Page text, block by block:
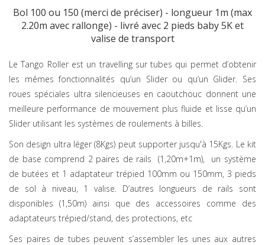
Bol 100 ou 150 (merci de préciser) - longueur 1m (max
2.20m avec rallonge) - livré avec 2 pieds baby 5K et
valise de transport
Le Tango Roller est un travelling sur tubes qui permet d’obtenir
les mêmes fonctionnalités qu’un Slider ou qu’un Glider. Ses
roues spéciales ultra silencieuses en caoutchouc donnent une
meilleure performance de mouvement plus fluide et lisse qu’un
Slider utilisant les systèmes de roulements à billes.
Son design ultra léger (8Kgs) peut supporter jusqu'à 15Kgs. Le kit
de base comprend 2 paires de rails (1,20m+1m), un système
de butées et 1 adaptateur trépied 100mm ou 150mm, 3 pieds
de sol à niveau, 1 valise. D’autres longueurs de rails sont
disponibles (1,50m) ainsi que des accessoires comme des
adaptateurs trépied/stand, des protections, etc
Ses paires de tubes peuvent s’assembler les unes aux autres